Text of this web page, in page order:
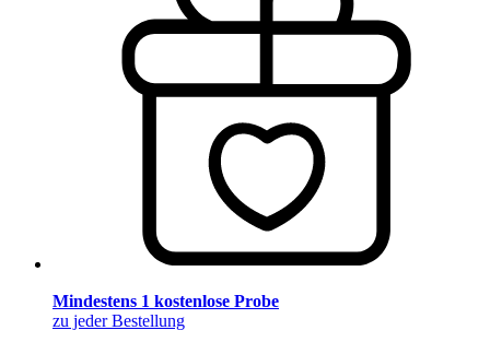
Mindestens 1 kostenlose Probe
zu jeder Bestellung